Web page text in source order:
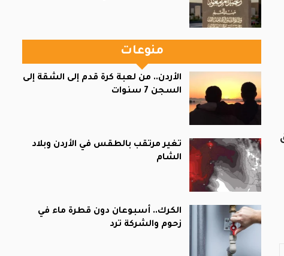
منوعات
الأردن.. من لعبة كرة قدم إلى الشقة إلى
السجن 7 سنوات
تغير مرتقب بالطقس في الأردن وبلاد
الشام
الكرك.. أسبوعان دون قطرة ماء في
زحوم والشركة ترد